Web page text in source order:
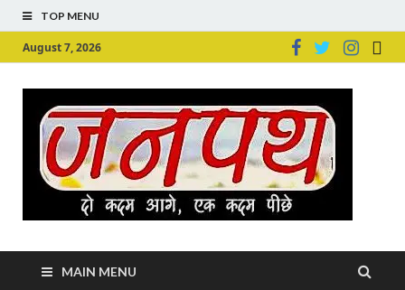
TOP MENU
August 7, 2026
MAIN MENU